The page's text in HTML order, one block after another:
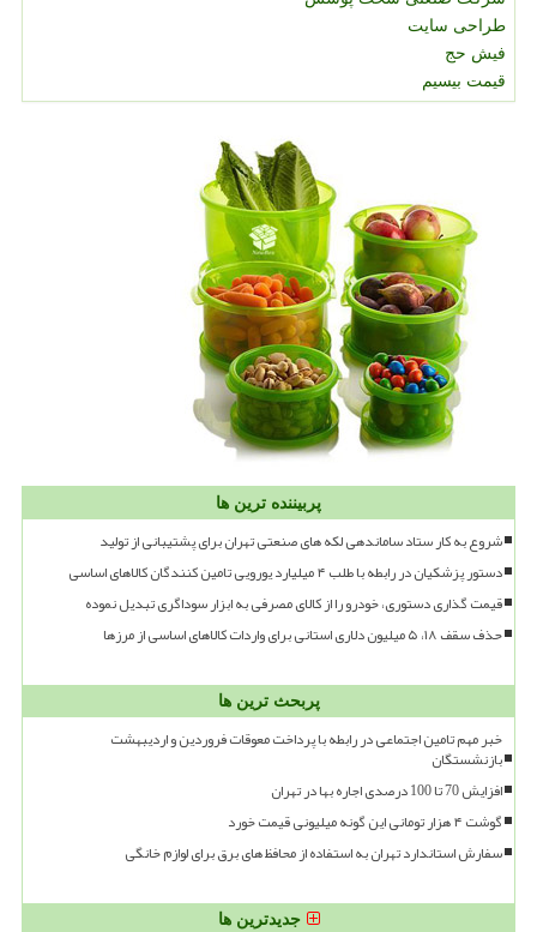
طراحی سایت
فیش حج
قیمت بیسیم
پربیننده ترین ها
شروع به کار ستاد ساماندهی لکه های صنعتی تهران برای پشتیبانی از تولید
دستور پزشکیان در رابطه با طلب ۴ میلیارد یورویی تامین کنندگان کالاهای اساسی
قیمت گذاری دستوری، خودرو را از کالای مصرفی به ابزار سوداگری تبدیل نموده
حذف سقف ۱۸، ۵ میلیون دلاری استانی برای واردات کالاهای اساسی از مرزها
پربحث ترین ها
خبر مهم تامین اجتماعی در رابطه با پرداخت معوقات فروردین و اردیبهشت
بازنشستگان
افزایش 70 تا 100 درصدی اجاره بها در تهران
گوشت ۴ هزار تومانی این گونه میلیونی قیمت خورد
سفارش استاندارد تهران به استفاده از محافظ های برق برای لوازم خانگی
جدیدترین ها